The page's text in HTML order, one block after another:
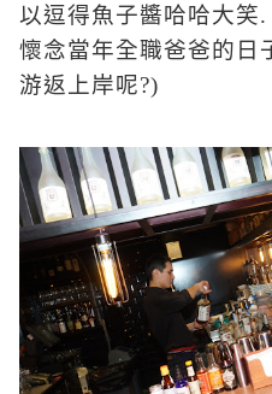
以逗得魚子醬哈哈大笑.
懷念當年全職爸爸的日
游返上岸呢?)